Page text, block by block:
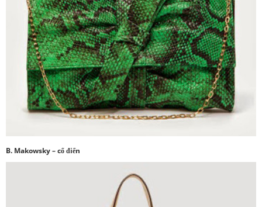
B. Makowsky – cổ điển